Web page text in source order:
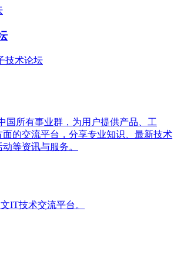
技术论坛
国所有事业群，为用户提供产品、工
的交流平台，分享专业知识、最新技术
等资讯与服务。
IT技术交流平台。